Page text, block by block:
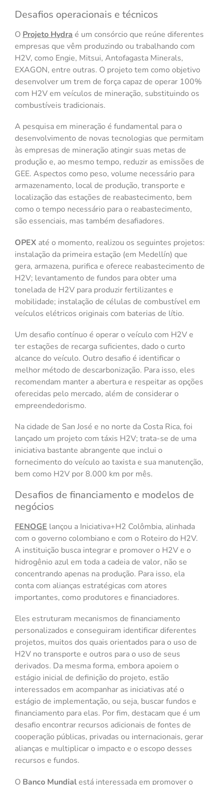
Desafios operacionais e técnicos
O Projeto Hydra é um consórcio que reúne diferentes
empresas que vêm produzindo ou trabalhando com
H2V, como Engie, Mitsui, Antofagasta Minerals,
EXAGON, entre outras. O projeto tem como objetivo
desenvolver um trem de força capaz de operar 100%
com H2V em veículos de mineração, substituindo os
combustíveis tradicionais.
A pesquisa em mineração é fundamental para o
desenvolvimento de novas tecnologias que permitam
às empresas de mineração atingir suas metas de
produção e, ao mesmo tempo, reduzir as emissões de
GEE. Aspectos como peso, volume necessário para
armazenamento, local de produção, transporte e
localização das estações de reabastecimento, bem
como o tempo necessário para o reabastecimento,
são essenciais, mas também desafiadores.
OPEX até o momento, realizou os seguintes projetos:
instalação da primeira estação (em Medellín) que
gera, armazena, purifica e oferece reabastecimento de
H2V; levantamento de fundos para obter uma
tonelada de H2V para produzir fertilizantes e
mobilidade; instalação de células de combustível em
veículos elétricos originais com baterias de lítio.
Um desafio contínuo é operar o veículo com H2V e
ter estações de recarga suficientes, dado o curto
alcance do veículo. Outro desafio é identificar o
melhor método de descarbonização. Para isso, eles
recomendam manter a abertura e respeitar as opções
oferecidas pelo mercado, além de considerar o
empreendedorismo.
Na cidade de San José e no norte da Costa Rica, foi
lançado um projeto com táxis H2V; trata-se de uma
iniciativa bastante abrangente que inclui o
fornecimento do veículo ao taxista e sua manutenção,
bem como H2V por 8.000 km por mês.
Desafios de financiamento e modelos de
negócios
FENOGE lançou a Iniciativa+H2 Colômbia, alinhada
com o governo colombiano e com o Roteiro do H2V.
A instituição busca integrar e promover o H2V e o
hidrogênio azul em toda a cadeia de valor, não se
concentrando apenas na produção. Para isso, ela
conta com alianças estratégicas com atores
importantes, como produtores e financiadores.
Eles estruturam mecanismos de financiamento
personalizados e conseguiram identificar diferentes
projetos, muitos dos quais orientados para o uso de
H2V no transporte e outros para o uso de seus
derivados. Da mesma forma, embora apoiem o
estágio inicial de definição do projeto, estão
interessados em acompanhar as iniciativas até o
estágio de implementação, ou seja, buscar fundos e
financiamento para elas. Por fim, destacam que é um
desafio encontrar recursos adicionais de fontes de
cooperação públicas, privadas ou internacionais, gerar
alianças e multiplicar o impacto e o escopo desses
recursos e fundos.
O Banco Mundialestá interessada em promover o